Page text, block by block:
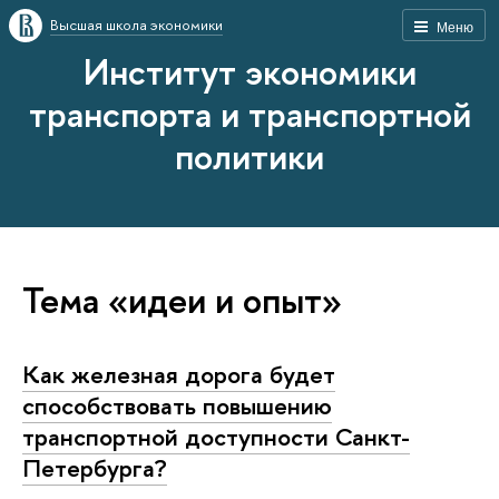
Меню
Высшая школа экономики
Институт экономики
транспорта и транспортной
политики
Тема «идеи и опыт»
Как железная дорога будет
способствовать повышению
транспортной доступности Санкт-
Петербурга?